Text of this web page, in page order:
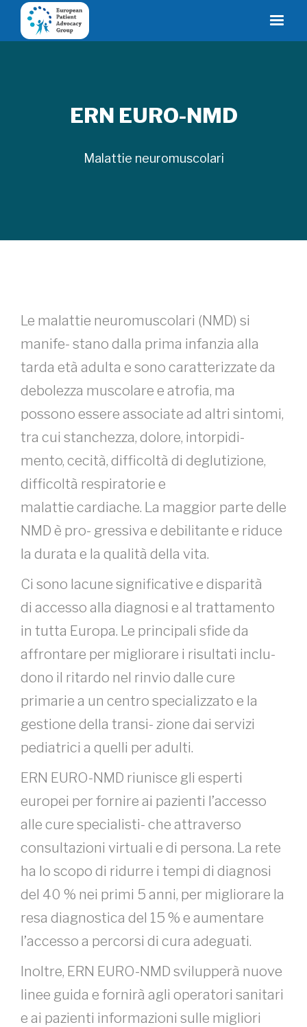
ERN EURO-NMD
Malattie neuromuscolari
Le malattie neuromuscolari (NMD) si
manife- stano dalla prima infanzia alla
tarda età adulta e sono caratterizzate da
debolezza muscolare e atrofia, ma
possono essere associate ad altri sintomi,
tra cui stanchezza, dolore, intorpidi-
mento, cecità, difficoltà di deglutizione,
difficoltà respiratorie e
malattie cardiache. La maggior parte delle
NMD è pro- gressiva e debilitante e riduce
la durata e la qualità della vita.
Ci sono lacune significative e disparità
di accesso alla diagnosi e al trattamento
in tutta Europa. Le principali sfide da
affrontare per migliorare i risultati inclu-
dono il ritardo nel rinvio dalle cure
primarie a un centro specializzato e la
gestione della transi- zione dai servizi
pediatrici a quelli per adulti.
ERN EURO-NMD riunisce gli esperti
europei per fornire ai pazienti l’accesso
alle cure specialisti- che attraverso
consultazioni virtuali e di persona. La rete
ha lo scopo di ridurre i tempi di diagnosi
del 40 % nei primi 5 anni, per migliorare la
resa diagnostica del 15 % e aumentare
l’accesso a percorsi di cura adeguati.
Inoltre, ERN EURO-NMD svilupperà nuove
linee guida e fornirà agli operatori sanitari
e ai pazienti informazioni sulle migliori